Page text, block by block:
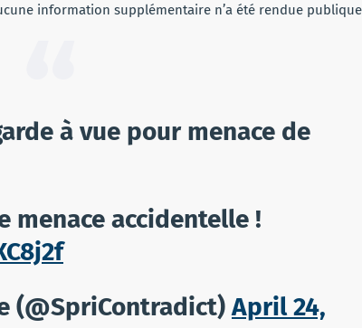
information supplémentaire n’a été rendue
à vue pour menace de
menace accidentelle !
(@SpriContradict)April 24,